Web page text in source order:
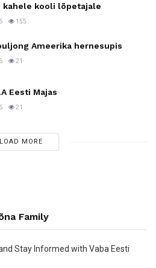
kahele kooli lõpetajale
155
Ameerika hernesupis
21
Eesti Majas
21
LOAD MORE
Family
Stay Informed with Vaba Eesti